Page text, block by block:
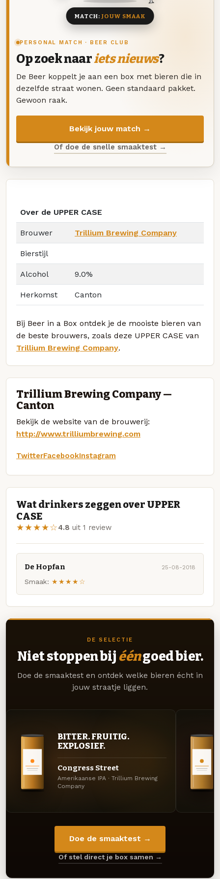
PERSONAL MATCH · BEER CLUB
Op zoek naariets nieuws?
De Beer koppelt je aan een box met bieren die in
dezelfde straat wonen. Geen standaard pakket.
Gewoon raak.
Bekijk jouw match →
Of doe de snelle smaaktest →
MATCH:JOUW SMAAK
Over de UPPER CASE
Brouwer Trillium Brewing Company
Bierstijl
Alcohol 9.0%
Herkomst Canton
Bij Beer in a Box ontdek je de mooiste bieren van
de beste brouwers, zoals deze UPPER CASE van
Trillium Brewing Company.
Trillium Brewing Company —
Canton
Bekijk de website van de brouwerij:
http://www.trilliumbrewing.com
TwitterFacebookInstagram
Wat drinkers zeggen over UPPER
CASE
★★★★☆4.8 uit 1 review
De Hopfan 25-08-2018
Smaak: ★★★★☆
DE SELECTIE
Niet stoppen bij ééngoed bier.
Doe de smaaktest en ontdek welke bieren écht in
jouw straatje liggen.
BITTER. FRUITIG.
EXPLOSIEF.
Congress Street
Amerikaanse IPA · Trillium Brewing
Company
Doe de smaaktest →
Of stel direct je box samen →